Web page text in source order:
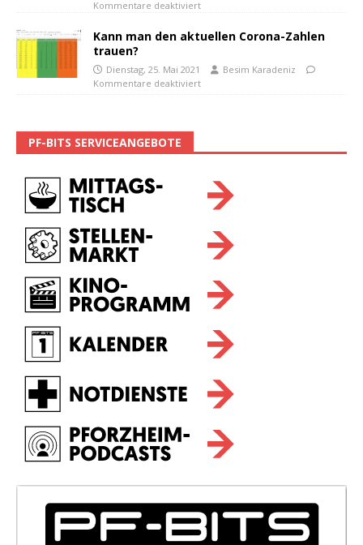
Kommentare deaktiviert
Kann man den aktuellen Corona-Zahlen
trauen?
Dienstag, 25. Mai 2021
Besim Karadeniz
Kommentare deaktiviert
PF-BITS SERVICEANGEBOTE